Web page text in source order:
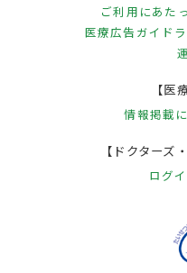
ご利用にあた
医療広告ガイド
【医
情報掲載
【ドクターズ
ログ